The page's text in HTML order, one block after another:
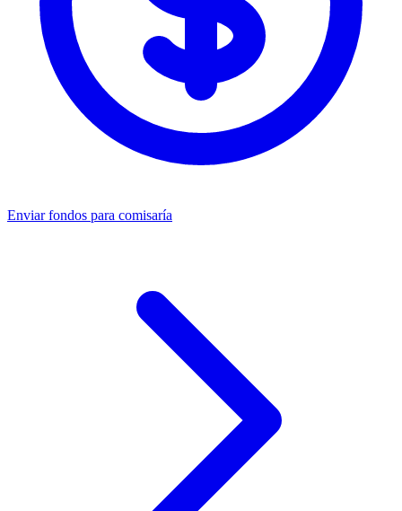
Enviar fondos para comisaría